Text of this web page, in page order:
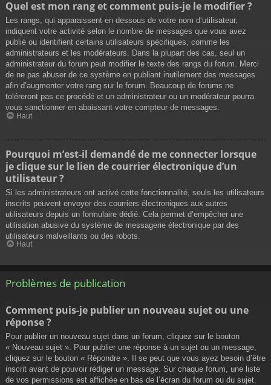
Quel est mon rang et comment puis-je le modifier ?
Les rangs, qui apparaissent en dessous de votre nom d’utilisateur,
indiquent votre activité selon le nombre de messages que vous avez
publié ou identifient certains utilisateurs spécifiques, comme les
administrateurs et les modérateurs. Dans la plupart des cas, seul un
administrateur du forum peut modifier le texte des rangs du forum. Merci
de ne pas abuser de ce système en publiant inutilement des messages
afin d’augmenter votre rang sur le forum. Beaucoup de forums ne
toléreront pas ce procédé et un administrateur ou un modérateur pourra
vous sanctionner en abaissant votre compteur de messages.
Haut
Pourquoi m’est-il demandé de me connecter lorsque
je clique sur le lien de courrier électronique d’un
utilisateur ?
Si les administrateurs ont activé cette fonctionnalité, seuls les utilisateurs
inscrits peuvent envoyer des courriers électroniques aux autres
utilisateurs depuis un formulaire dédié. Cela permet d’empêcher une
utilisation abusive du système de messagerie électronique par des
utilisateurs malveillants ou des robots.
Haut
Problèmes de publication
Comment puis-je publier un nouveau sujet ou une
réponse ?
Pour publier un nouveau sujet dans un forum, cliquez sur le bouton
« Nouveau sujet ». Pour publier une réponse à un sujet ou un message,
cliquez sur le bouton « Répondre ». Il se peut que vous ayez besoin d’être
inscrit avant de pouvoir rédiger un message. Sur chaque forum, une liste
de vos permissions est affichée en bas de l’écran du forum ou du sujet.